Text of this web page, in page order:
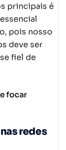
principais é
pois nosso
deve ser
fiel de
focar
redes